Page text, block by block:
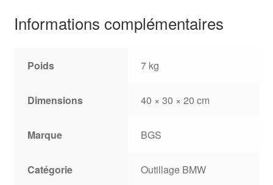
Informations complémentaires
Poids 7 kg
Dimensions 40 × 30 × 20 cm
Marque BGS
Catégorie Outillage BMW